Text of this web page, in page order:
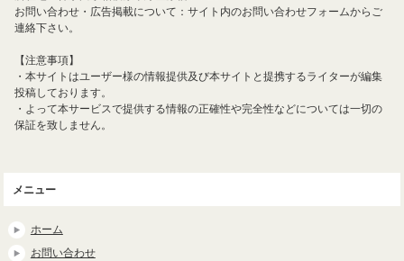
お問い合わせ・広告掲載について：サイト内のお問い合わせフォームからご
連絡下さい。
【注意事項】
・本サイトはユーザー様の情報提供及び本サイトと提携するライターが編集
投稿しております。
・よって本サービスで提供する情報の正確性や完全性などについては一切の
保証を致しません。
メニュー
ホーム
お問い合わせ